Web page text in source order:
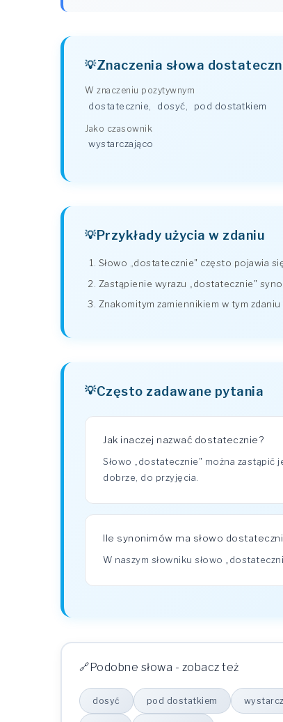
Znaczenia słowa
W znaczeniu pozytywnym
dostatecznie dosyć pod dostatkiem
Jako czasownik
wystarczająco
Przykłady użycia w zdaniu
Słowo „dostatecznie" często pojawia
Zastąpienie wyrazu „dostatecznie"
Znakomitym zamiennikiem w tym
Często zadawane pytania
Jak inaczej nazwać dostatecznie?
Słowo „dostatecznie" można zastąpić
dobrze, do przyjęcia.
Ile synonimów ma słowo
W naszym słowniku słowo
Podobne słowa - zobacz też
dosyć pod dostatkiem